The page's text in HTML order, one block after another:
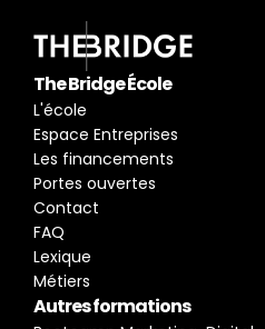
The Bridge École
L'école
Espace Entreprises
Les financements
Portes ouvertes
Contact
FAQ
Lexique
Métiers
Autres formations